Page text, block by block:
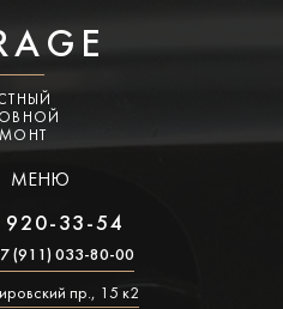
МЕНЮ
920-33-54
(911) 033-80-00
пр., 15 к2